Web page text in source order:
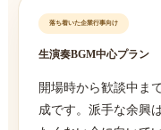
落ち着いた企業行事向け
生演奏BGM中心プラン
開場時から歓談中ま
成です。派手な余興